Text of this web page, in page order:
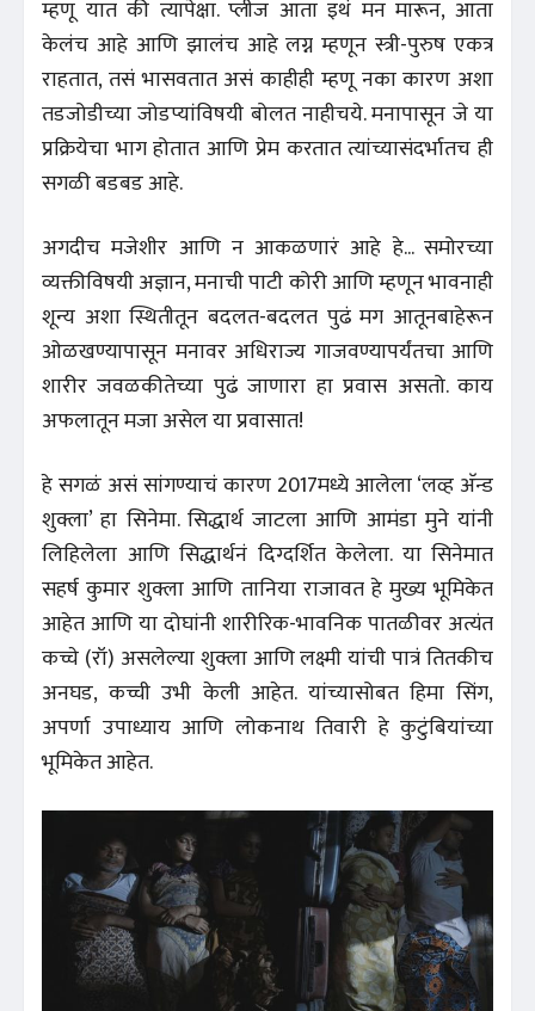
म्हणू यात की त्यापेक्षा. प्लीज आता इथं मन मारून, आता
केलंच आहे आणि झालंच आहे लग्न म्हणून स्त्री-पुरुष एकत्र
राहतात, तसं भासवतात असं काहीही म्हणू नका कारण अशा
तडजोडीच्या जोडप्यांविषयी बोलत नाहीचये. मनापासून जे या
प्रक्रियेचा भाग होतात आणि प्रेम करतात त्यांच्यासंदर्भातच ही
सगळी बडबड आहे.
अगदीच मजेशीर आणि न आकळणारं आहे हे... समोरच्या
व्यक्तीविषयी अज्ञान, मनाची पाटी कोरी आणि म्हणून भावनाही
शून्य अशा स्थितीतून बदलत-बदलत पुढं मग आतूनबाहेरून
ओळखण्यापासून मनावर अधिराज्य गाजवण्यापर्यंतचा आणि
शारीर जवळकीतेच्या पुढं जाणारा हा प्रवास असतो. काय
अफलातून मजा असेल या प्रवासात!
हे सगळं असं सांगण्याचं कारण 2017मध्ये आलेला ‘लव्ह अ‍ॅन्ड
शुक्ला’ हा सिनेमा. सिद्धार्थ जाटला आणि आमंडा मुने यांनी
लिहिलेला आणि सिद्धार्थनं दिग्दर्शित केलेला. या सिनेमात
सहर्ष कुमार शुक्ला आणि तानिया राजावत हे मुख्य भूमिकेत
आहेत आणि या दोघांनी शारीरिक-भावनिक पातळीवर अत्यंत
कच्चे (रॉ) असलेल्या शुक्ला आणि लक्ष्मी यांची पात्रं तितकीच
अनघड, कच्ची उभी केली आहेत. यांच्यासोबत हिमा सिंग,
अपर्णा उपाध्याय आणि लोकनाथ तिवारी हे कुटुंबियांच्या
भूमिकेत आहेत.